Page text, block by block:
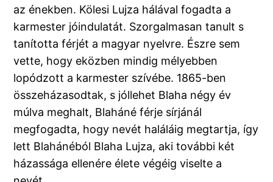
az énekben. Kölesi Lujza hálával fogadta a
karmester jóindulatát. Szorgalmasan tanult s
tanította férjét a magyar nyelvre. Észre sem
vette, hogy eközben mindig mélyebben
lopódzott a karmester szívébe. 1865-ben
összeházasodtak, s jóllehet Blaha négy év
múlva meghalt, Blaháné férje sírjánál
megfogadta, hogy nevét haláláig megtartja, így
lett Blahánéból Blaha Lujza, aki további két
házassága ellenére élete végéig viselte a